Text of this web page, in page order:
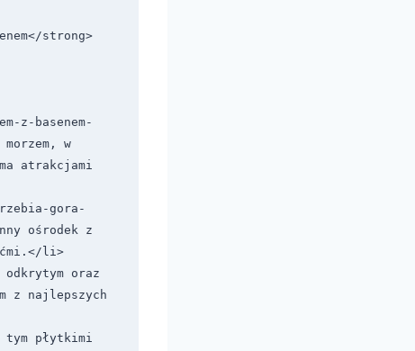
strong>
z-basenem-
w
atrakcjami
gora-
ośrodek z
li>
oraz
z najlepszych
tym płytkimi